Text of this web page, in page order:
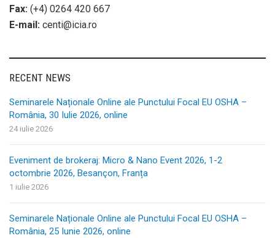
Fax: (+4) 0264 420 667
E-mail: centi@icia.ro
RECENT NEWS
Seminarele Naționale Online ale Punctului Focal EU OSHA –
România, 30 Iulie 2026, online
24 iulie 2026
Eveniment de brokeraj: Micro & Nano Event 2026, 1-2
octombrie 2026, Besançon, Franța
1 iulie 2026
Seminarele Naționale Online ale Punctului Focal EU OSHA –
România, 25 Iunie 2026, online